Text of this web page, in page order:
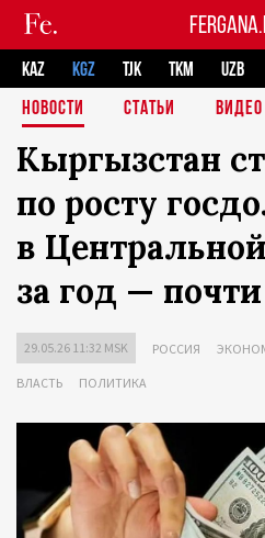
KAZ KGZ TJK TKM UZB
НОВОСТИ
СТАТЬИ ВИДЕО
Кыргызстан
по росту
в
за год —
29.05.26 11:32 MSK РОССИЯ
ВЛАСТЬ ПОЛИТИКА